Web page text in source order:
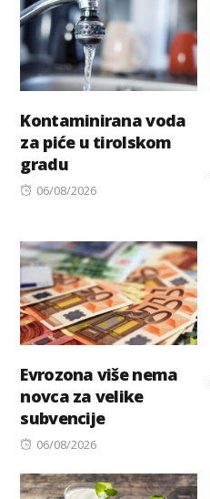
Kontaminirana voda
za piće u tirolskom
gradu
Posted
06/08/2026
Evrozona više nema
novca za velike
subvencije
Posted
06/08/2026